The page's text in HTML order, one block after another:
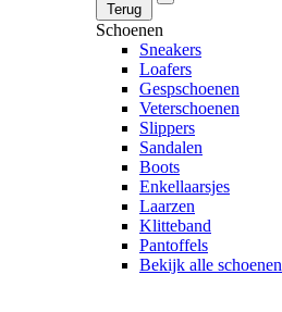
Terug
Schoenen
Sneakers
Loafers
Gespschoenen
Veterschoenen
Slippers
Sandalen
Boots
Enkellaarsjes
Laarzen
Klitteband
Pantoffels
Bekijk alle schoenen